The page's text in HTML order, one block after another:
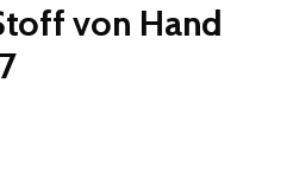
von Hand